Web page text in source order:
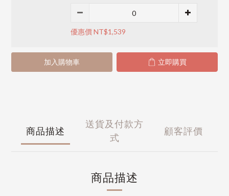
優惠價 NT$1,539
加入購物車 立即購買
商品描述
送貨及付款方
式
顧客評價
商品描述